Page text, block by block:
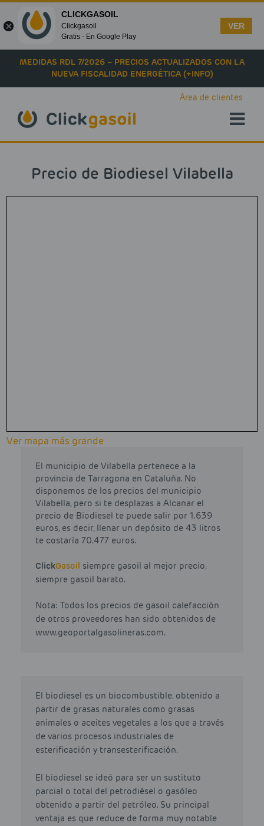
Skip to main content
MEDIDAS RDL 7/2026 – PRECIOS ACTUALIZADOS CON LA
NUEVA FISCALIDAD ENERGÉTICA (+INFO)
Área de clientes
Precio de Biodiesel Vilabella
Ver mapa más grande
El municipio de Vilabella pertenece a la
provincia de Tarragona en Cataluña. No
disponemos de los precios del municipio
Vilabella, pero si te desplazas a Alcanar el
precio de Biodiesel te puede salir por 1.639
euros, es decir, llenar un depósito de 43 litros
te costaría 70.477 euros.
ClickGasoil siempre gasoil al mejor precio,
siempre gasoil barato.
Nota: Todos los precios de gasoil calefacción
de otros proveedores han sido obtenidos de
www.geoportalgasolineras.com.
El biodiesel es un biocombustible, obtenido a
partir de grasas naturales como grasas
animales o aceites vegetales a los que a través
de varios procesos industriales de
esterificación y transesterificación.
El biodiesel se ideó para ser un sustituto
parcial o total del petrodiésel o gasóleo
obtenido a partir del petróleo. Su principal
ventaja es que reduce de forma muy notable
CLICKGASOIL
Clickgasoil
Gratis - En Google Play
VER